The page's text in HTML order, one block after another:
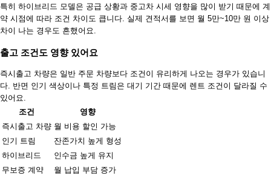
특히 하이브리드 모델은 공급 상황과 중고차 시세 영향을 많이 받기 때문에 계
약 시점에 따라 조건 차이도 큽니다. 실제 견적서를 보면 월 5만~10만 원 이상
차이 나는 경우도 흔했어요.
출고 조건도 영향 있어요
즉시출고 차량은 일반 주문 차량보다 조건이 유리하게 나오는 경우가 있습니
다. 반면 인기 색상이나 특정 트림은 대기 기간 때문에 렌트 조건이 달라질 수
있어요.
조건
영향
즉시출고 차량 월 비용 할인 가능
인기 트림
잔존가치 높게 형성
하이브리드
인수금 높게 유지
무보증 계약
월 납입 부담 증가